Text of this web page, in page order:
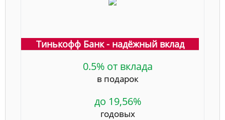
Тинькофф Банк - надёжный вклад
0.5% от вклада
в подарок
до 19,56%
годовых